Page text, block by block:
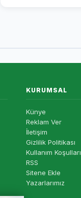
KURUMSAL
Künye
Reklam Ver
İletişim
Gizlilik Politikası
Kullanım Koşulları
RSS
Sitene Ekle
Yazarlarımız